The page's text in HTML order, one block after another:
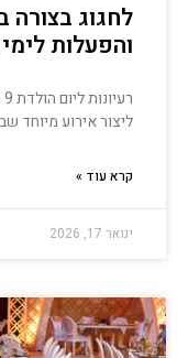
לחגוג
והפעלות
ליצור אירוע מיוחד
קרא עוד »
ינואר 17, 2026